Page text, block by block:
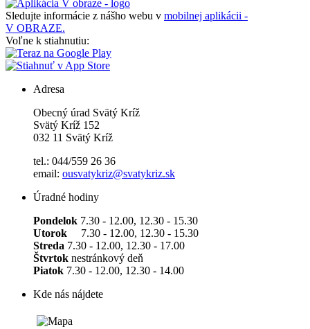
Sledujte informácie z nášho webu v mobilnej aplikácii -
V OBRAZE.
Voľne k stiahnutiu:
Adresa
Obecný úrad Svätý Kríž
Svätý Kríž 152
032 11 Svätý Kríž
tel.: 044/559 26 36
email: ousvatykriz@svatykriz.sk
Úradné hodiny
Pondelok 7.30 - 12.00, 12.30 - 15.30
Utorok 7.30 - 12.00, 12.30 - 15.30
Streda 7.30 - 12.00, 12.30 - 17.00
Štvrtok nestránkový deň
Piatok 7.30 - 12.00, 12.30 - 14.00
Kde nás nájdete